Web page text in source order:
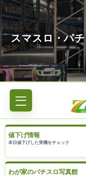
値下げ情報
わが家のパチスロ写真館